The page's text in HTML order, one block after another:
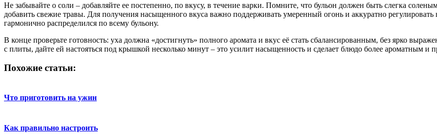
Не забывайте о соли – добавляйте ее постепенно, по вкусу, в течение варки. Помните, что бульон должен быть слегка
добавить свежие травы. Для получения насыщенного вкуса важно поддерживать умеренный огонь и аккуратно
гармонично распределился по всему бульону.
В конце проверьте готовность: уха должна «достигнуть» полного аромата и вкус её стать сбалансированным, без ярко
с плиты, дайте ей настояться под крышкой несколько минут – это усилит насыщенность и сделает блюдо более ароматным и
Похожие статьи:
Что приготовить на ужин
Как правильно настроить